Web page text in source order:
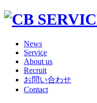
News
Service
About us
Recruit
お問い合わせ
Contact